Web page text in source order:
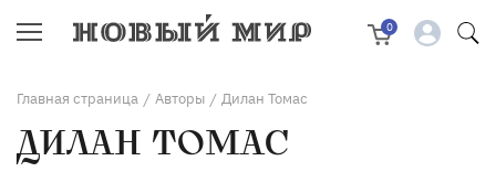
0
Главная страница / Авторы / Дилан Томас
ДИЛАН ТОМАС